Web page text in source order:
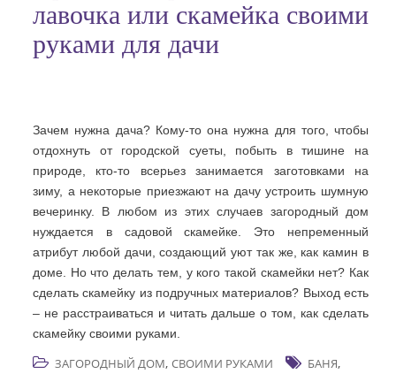
лавочка или скамейка своими
руками для дачи
Зачем нужна дача? Кому-то она нужна для того, чтобы
отдохнуть от городской суеты, побыть в тишине на
природе, кто-то всерьез занимается заготовками на
зиму, а некоторые приезжают на дачу устроить шумную
вечеринку. В любом из этих случаев загородный дом
нуждается в садовой скамейке. Это непременный
атрибут любой дачи, создающий уют так же, как камин в
доме. Но что делать тем, у кого такой скамейки нет? Как
сделать скамейку из подручных материалов? Выход есть
– не расстраиваться и читать дальше о том, как сделать
скамейку своими руками.
ЗАГОРОДНЫЙ ДОМ, СВОИМИ РУКАМИ БАНЯ,